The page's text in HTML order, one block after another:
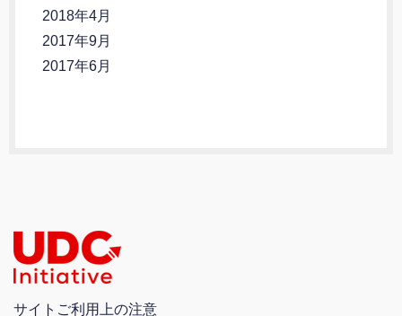
2018年4月
2017年9月
2017年6月
サイトご利用上の注意